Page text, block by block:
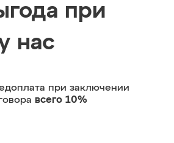
при
нас
при заключении
всего 10%